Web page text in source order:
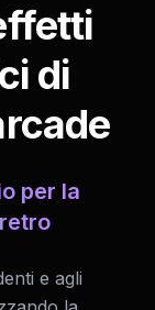
di
per la
e agli